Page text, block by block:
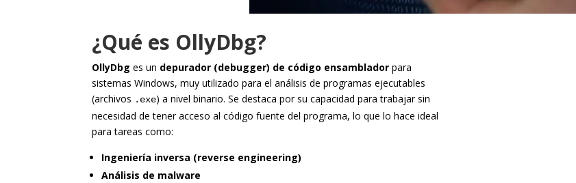
¿Qué es OllyDbg?
OllyDbg es un depurador (debugger) de código ensamblador para
sistemas Windows, muy utilizado para el análisis de programas ejecutables
(archivos .exe) a nivel binario. Se destaca por su capacidad para trabajar sin
necesidad de tener acceso al código fuente del programa, lo que lo hace ideal
para tareas como:
Ingeniería inversa (reverse engineering)
Análisis de malware